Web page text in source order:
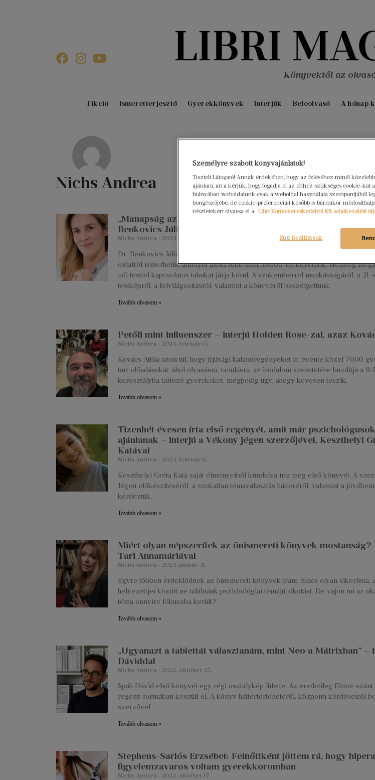
Könyvektől az
Fikció Ismeretterjesztő Gyerekkönyvek Interjúk Beleolvasó A hónap
Nichs Andrea
„Manapság az emberi test háztartási gépként jelenik meg” –
Benkovics Júliával
Nichs Andrea 2023. április 18.
Dr. Benkovics Júlia nőgyógyász, szoptatási tanácsadó, legtöbben a Magunkról
oldalról ismerhetik, amelyet azóta több mint 38000-en követnek. Nemrég
női testtel kapcsolatos tabukat járja körül. A szakemberrel munkásságáról, a 21.
testképről, a felvilágosításról, valamint a könyvéről beszélgettünk.
Tovább olvasom »
Petőfi mint influenszer – interjú Holden Rose-zal, azaz
Nichs Andrea 2023. február 15.
Kovács Attila azon túl, hogy ifjúsági kalandregényeket ír, évente közel 7000
tart előadásokat, ahol olvasásra, tanulásra, az irodalom szeretetére buzdítja a 9-
korosztályba tartozó gyerekeket, mégpedig úgy, ahogy kevesen teszik.
Tovább olvasom »
Tizenhét évesen írta első regényét, amit már
ajánlanak – interjú a Vékony jégen szerzőjével, Keszthelyi
Katával
Nichs Andrea 2023. február 6.
Keszthelyi Gréta Kata saját élményeiből kiindulva írta meg első könyvét. A
Jégen előkészítéséről, a szokatlan témaválasztás hátteréről, valamint a
kérdeztük.
Tovább olvasom »
Miért olyan népszerűek az önismereti könyvek mostanság?
Tari Annamáriával
Nichs Andrea 2023. január 31.
Egyre többen érdeklődnek az önismereti könyvek iránt, nincs olyan sikerlista,
helyezettjei között ne találnánk pszichológiai témájú alkotást. De vajon mi az
téma ennyire fókuszba került?
Tovább olvasom »
„Ugyanazt a tablettát választanám, mint Neo a Mátrixban” –
Dáviddal
Nichs Andrea 2022. október 25.
Spáh Dávid első könyvét egy régi osztálykép ihlette. Az eredetileg filmre
regény formában készült el. A könyv háttértörténetéről, központi kérdéseiről
szerzővel.
Tovább olvasom »
Stephens-Sarlós Erzsébet: Felnőttként jöttem rá, hogy
figyelemzavaros voltam gyerekkoromban
Nichs Andrea 2022. október 17.
Személyre szabott könyvajánlatok!
Tisztelt Látogató! Annak érdekében, hogy az ízléséhez minél
ajánlani, arra kérjük, hogy fogadja el az ehhez szükséges cookie-kat
hiányában weboldalunk csak a weboldal használata szempontjából
böngészőjébe, de cookie-preferenciáit később is bármikor
részletekért olvassa el a
Libri Könyvkereskedelmi Kft. adatkezelési
Süti beállítások